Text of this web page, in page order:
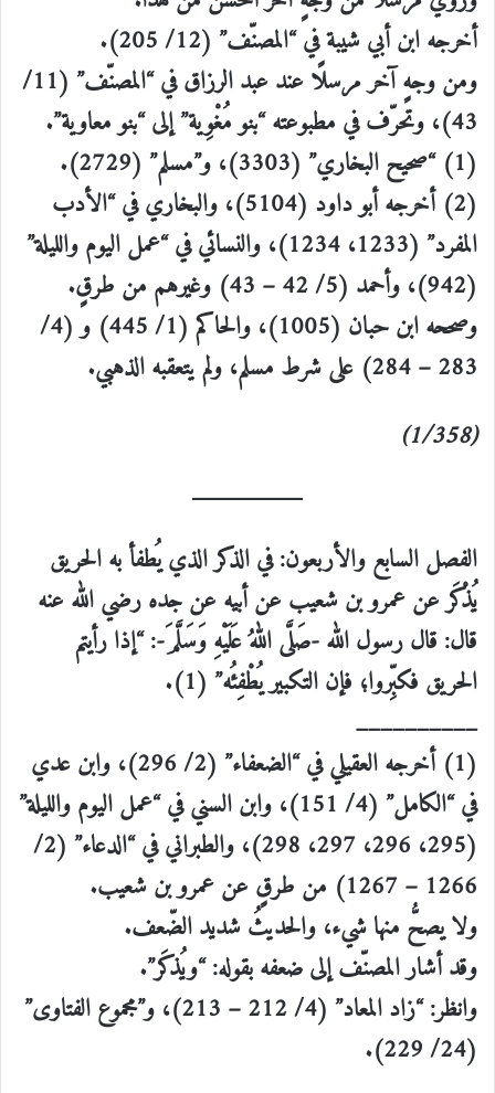
أخرجه ابن أبي شيبة في “المصنّف” (12/ 205).
ومن وجهٍ آخر مرسلًا عند عبد الرزاق في “المصنّف” (11/
43)، وتحرّف في مطبوعته “بنو مُغْوِية” إلى “بنو معاوية”.
(1) “صحيح البخاري” (3303)، و”مسلم” (2729).
(2) أخرجه أبو داود (5104)، والبخاري في “الأدب
المفرد” (1233، 1234)، والنسائي في “عمل اليوم والليلة”
(942)، وأحمد (5/ 42 – 43) وغيرهم من طرقٍ.
وصححه ابن حبان (1005)، والحاكم (1/ 445) و (4/
283 – 284) على شرط مسلم، ولم يتعقبه الذهبي.
(1/358)
الفصل السابع والأربعون: في الذكر الذي يُطفأ به الحريق
يُذْكَر عن عمرو بن شعيب عن أبيه عن جده رضي الله عنه
قال: قال رسول الله -صَلَّى اللهُ عَلَيْهِ وَسَلَّمَ-: “إذا رأيتم
الحريق فكبِّروا؛ فإن التكبير يُطْفِئُه” (1).
__________
(1) أخرجه العقيلي في “الضعفاء” (2/ 296)، وابن عدي
في “الكامل” (4/ 151)، وابن السني في “عمل اليوم والليلة”
(295، 296، 297، 298)، والطبراني في “الدعاء” (2/
1266 – 1267) من طرقٍ عن عمرو بن شعيب.
ولا يصحُّ منها شيء، والحديثُ شديد الضّعف.
وقد أشار المصنّف إلى ضعفه بقوله: “ويُذكَر”.
وانظر: “زاد المعاد” (4/ 212 – 213)، و”مجموع الفتاوى”
(24/ 229).